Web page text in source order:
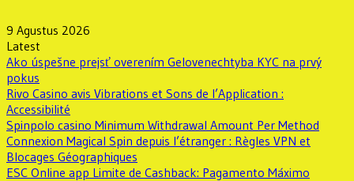
to
content
9 Agustus 2026
Latest
Ako úspešne prejsť overením Gelovenechtyba KYC na prvý
pokus
Rivo Casino avis Vibrations et Sons de l’Application :
Accessibilité
Spinpolo casino Minimum Withdrawal Amount Per Method
Connexion Magical Spin depuis l’étranger : Règles VPN et
Blocages Géographiques
ESC Online app Limite de Cashback: Pagamento Máximo